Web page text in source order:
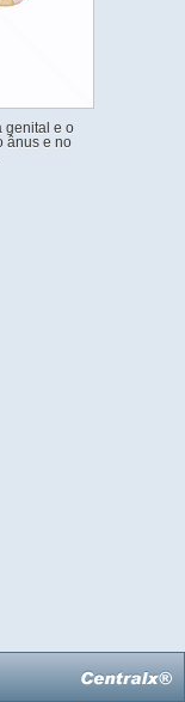
genital e o
ânus e no